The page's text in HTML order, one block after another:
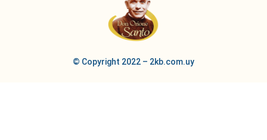
© Copyright 2022 – 2kb.com.uy